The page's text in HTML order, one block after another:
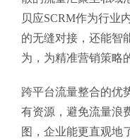
贝应SCRM作为行业
的无缝对接，还能智
为，为精准营销策略
跨平台流量整合的优
有资源，避免流量浪
图，企业能更直观地